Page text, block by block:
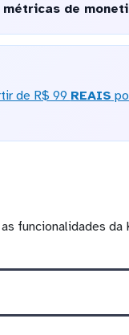
de
de R$ 99 REAIS
funcionalidades